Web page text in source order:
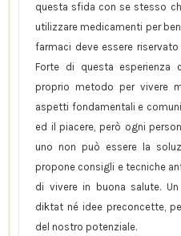
questa sfida con se stesso
utilizzare medicamenti per
farmaci deve essere
Forte di questa
proprio metodo per vivere
aspetti fondamentali e
ed il piacere, però ogni
uno non può essere la
propone consigli e tecniche
di vivere in buona salute.
diktat né idee preconcette,
del nostro potenziale.